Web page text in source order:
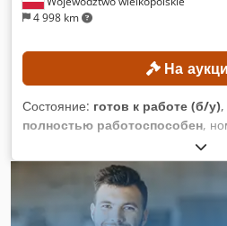
4 998 km
На
Состояние: готов к работе (б/у)
полностью работоспособен,
FN498167
моточасы:15 254 h, высота
ход подъема:1 490 мм
строительная высота:
2 132 мм
,
отсутствует – гарантированная